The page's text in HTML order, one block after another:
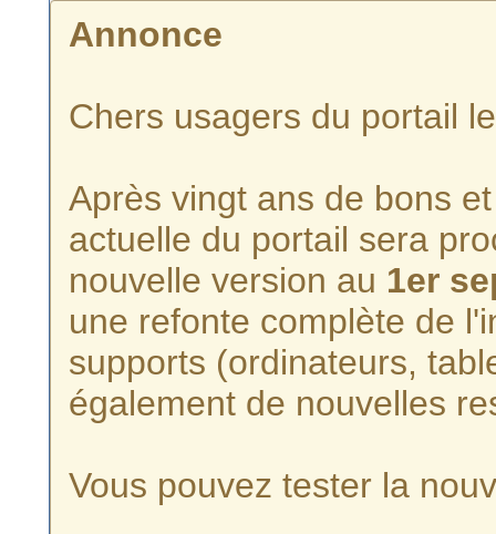
Annonce
Chers usagers du portail
Après vingt ans de bons
actuelle du portail sera
nouvelle version au 1er
une refonte complète de
supports (ordinateurs,
également de nouvelles
Vous pouvez tester la